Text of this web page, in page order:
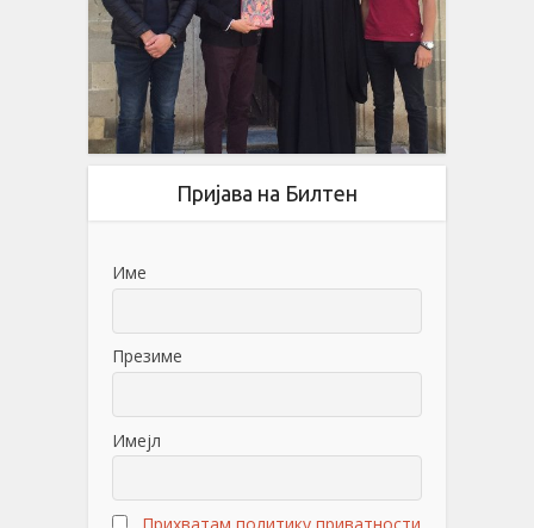
Пријава на Билтен
Име
Презиме
Имејл